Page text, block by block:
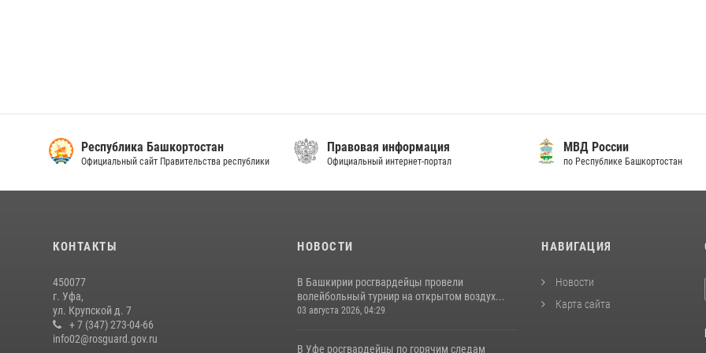
Республика Башкортостан
Официальный сайт Правительства республики
Правовая информация
Официальный интернет-портал
МВД России
по Республике Башкортостан
КОНТАКТЫ
450077
г. Уфа,
ул. Крупской д. 7
+ 7 (347) 273-04-66
info02@rosguard.gov.ru
НОВОСТИ
В Башкирии росгвардейцы провели
волейбольный турнир на открытом воздух...
03 августа 2026, 04:29
В Уфе росгвардейцы по горячим следам
НАВИГАЦИЯ
Новости
Карта сайта